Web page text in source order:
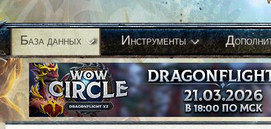
База данных Инструменты Д